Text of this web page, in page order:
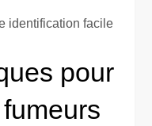
identification facile
pour